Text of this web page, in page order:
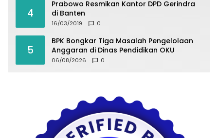
4
Prabowo Resmikan Kantor DPD Gerindra
di Banten
16/03/2019 0
5
BPK Bongkar Tiga Masalah Pengelolaan
Anggaran di Dinas Pendidikan OKU
06/08/2026 0